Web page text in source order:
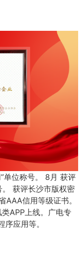
单位称号。 8月 获评
。 获评长沙市版权密
信用等级证书。
APP上线。广电专
应用等。